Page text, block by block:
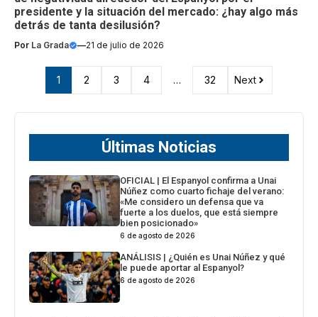
presidente y la situación del mercado: ¿hay algo más
detrás de tanta desilusión?
Por La Grada —21 de julio de 2026
1 2 3 4 … 32 Next
Últimas Noticias
OFICIAL | El Espanyol confirma a Unai
Núñez como cuarto fichaje del verano:
«Me considero un defensa que va
fuerte a los duelos, que está siempre
bien posicionado»
6 de agosto de 2026
ANÁLISIS | ¿Quién es Unai Núñez y qué
le puede aportar al Espanyol?
6 de agosto de 2026